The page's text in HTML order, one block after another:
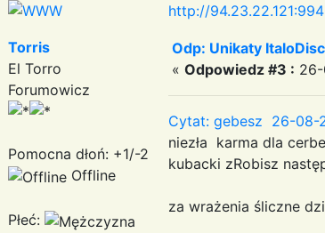
http://
Torris
El Torro
Forumowicz
Pomocna dłoń: +1/-2
Offline
Płeć:
Odp: Unikaty
« Odpowiedz #3 :
Cytat: gebesz 26-08-
niezła karma dla
kubacki zRobisz
za wrażenia śliczne